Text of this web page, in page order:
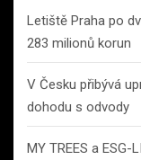
Letiště Praha po
283 milionů korun
V Česku přibývá
dohodu s odvody
MY TREES a